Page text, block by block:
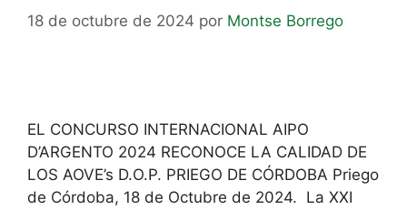
18 de octubre de 2024 por Montse Borrego
EL CONCURSO INTERNACIONAL AIPO
D’ARGENTO 2024 RECONOCE LA CALIDAD DE
LOS AOVE’s D.O.P. PRIEGO DE CÓRDOBA Priego
de Córdoba, 18 de Octubre de 2024. La XXI